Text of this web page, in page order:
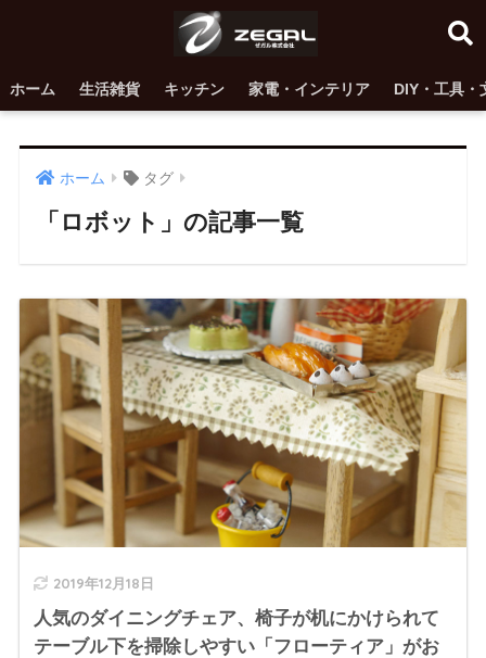
ホーム 生活雑貨 キッチン 家電・インテリア DIY・工具・
ホーム タグ
「ロボット」の記事一覧
2019年12月18日
人気のダイニングチェア、椅子が机にかけられて
テーブル下を掃除しやすい「フローティア」がお